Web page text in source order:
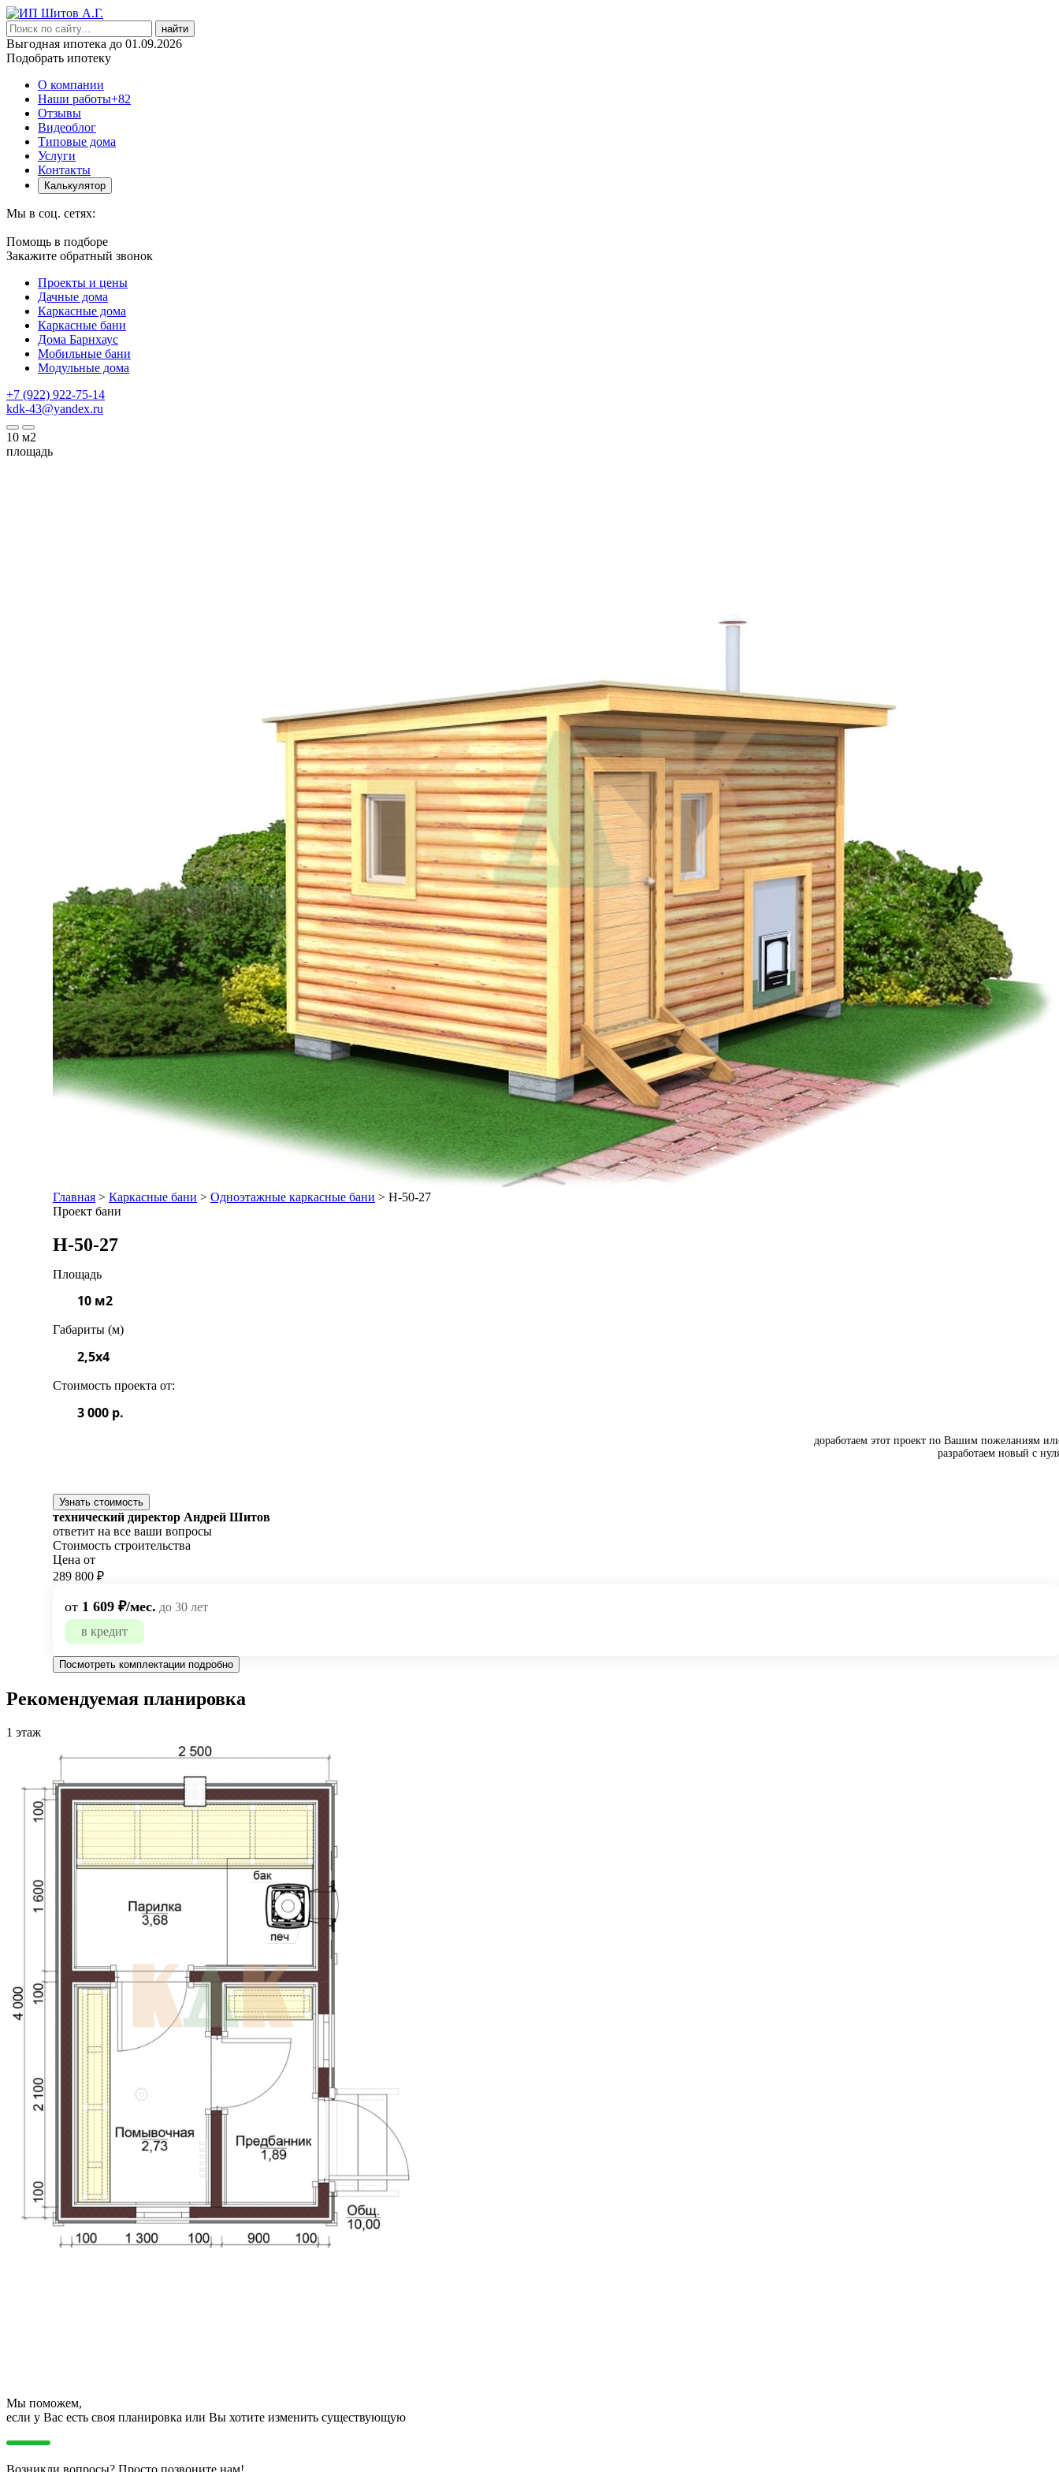
найти
Выгодная ипотека до 01.09.2026
Подобрать ипотеку
О компании
Наши работы+82
Отзывы
Видеоблог
Типовые дома
Услуги
Контакты
Калькулятор
Мы в соц. сетях:
Помощь в подборе
Закажите обратный звонок
Проекты и цены
Дачные дома
Каркасные дома
Каркасные бани
Дома Барнхаус
Мобильные бани
Модульные дома
+7 (922) 922-75-14
kdk-43@yandex.ru
10 м2
площадь
Главная > Каркасные бани > Одноэтажные каркасные бани > Н-50-27
Проект бани
Н-50-27
Площадь
10 м2
Габариты (м)
2,5x4
Стоимость проекта от:
3 000 р.
доработаем этот проект по Вашим пожеланиям
разработаем новый с
Узнать стоимость
технический директор Андрей Шитов
ответит на все ваши вопросы
Стоимость строительства
Цена от
289 800 ₽
от 1 609 ₽/мес. до 30 лет
в кредит
Посмотреть комплектации подробно
Рекомендуемая планировка
1 этаж
Мы поможем,
если у Вас есть своя планировка или Вы хотите изменить существующую
Возникли вопросы? Просто позвоните нам!